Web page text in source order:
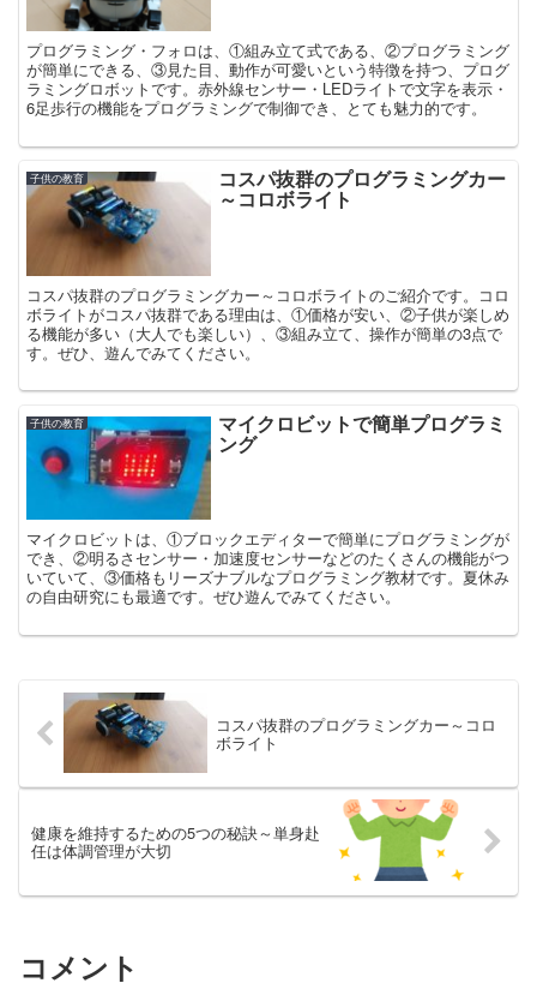
プログラミング・フォロは、①組み立て式である、②プログラミング
が簡単にできる、③見た目、動作が可愛いという特徴を持つ、プログ
ラミングロボットです。赤外線センサー・LEDライトで文字を表示・
6足歩行の機能をプログラミングで制御でき、とても魅力的です。
子供の教育 コスパ抜群のプログラミングカー
～コロボライト
コスパ抜群のプログラミングカー～コロボライトのご紹介です。コロ
ボライトがコスパ抜群である理由は、①価格が安い、②子供が楽しめ
る機能が多い（大人でも楽しい）、③組み立て、操作が簡単の3点で
す。ぜひ、遊んでみてください。
子供の教育 マイクロビットで簡単プログラミ
ング
マイクロビットは、①ブロックエディターで簡単にプログラミングが
でき、②明るさセンサー・加速度センサーなどのたくさんの機能がつ
いていて、③価格もリーズナブルなプログラミング教材です。夏休み
の自由研究にも最適です。ぜひ遊んでみてください。
コスパ抜群のプログラミングカー～コロ
ボライト
健康を維持するための5つの秘訣～単身赴
任は体調管理が大切
コメント